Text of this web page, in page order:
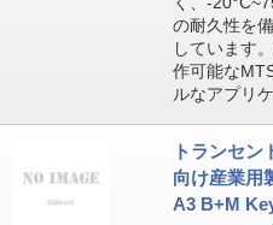
の耐久性を
しています
作可能な
ルなアプリ
トランセン
向け産業用
A3 B+M